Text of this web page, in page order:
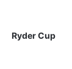
Ryder Cup